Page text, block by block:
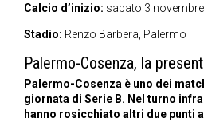
Calcio d’inizio: sabato 3
Stadio: Renzo Barbera, Palermo
Palermo-Cosenza, la
Palermo-Cosenza è uno dei
giornata di Serie B. Nel turno
hanno rosicchiato altri due punti